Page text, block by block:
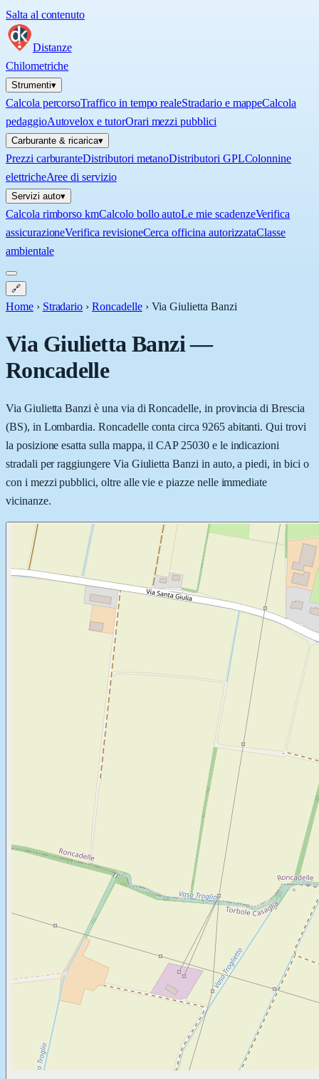
Salta al contenuto
Distanze
Chilometriche
Strumenti▾
Calcola percorsoTraffico in tempo realeStradario e mappeCalcola
pedaggioAutovelox e tutorOrari mezzi pubblici
Carburante & ricarica▾
Prezzi carburanteDistributori metanoDistributori GPLColonnine
elettricheAree di servizio
Servizi auto▾
Calcola rimborso kmCalcolo bollo autoLe mie scadenzeVerifica
assicurazioneVerifica revisioneCerca officina autorizzataClasse
ambientale
🔗
Home › Stradario › Roncadelle › Via Giulietta Banzi
Via Giulietta Banzi—
Roncadelle
Via Giulietta Banzi è una via di Roncadelle, in provincia di Brescia
(BS), in Lombardia. Roncadelle conta circa 9265 abitanti. Qui trovi
la posizione esatta sulla mappa, il CAP 25030 e le indicazioni
stradali per raggiungere Via Giulietta Banzi in auto, a piedi, in bici o
con i mezzi pubblici, oltre alle vie e piazze nelle immediate
vicinanze.